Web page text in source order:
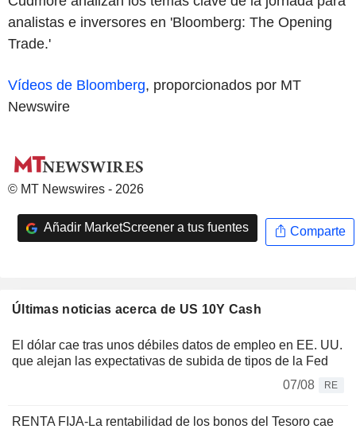
analistas e inversores en 'Bloomberg: The Opening
Trade.'
Vídeos de Bloomberg, proporcionados por MT
Newswire
© MT Newswires - 2026
Añadir MarketScreener a tus fuentes Comparte
Últimas noticias acerca de US 10Y Cash
El dólar cae tras unos débiles datos de empleo en EE. UU.
que alejan las expectativas de subida de tipos de la Fed
07/08
RE
RENTA FIJA-La rentabilidad de los bonos del Tesoro cae